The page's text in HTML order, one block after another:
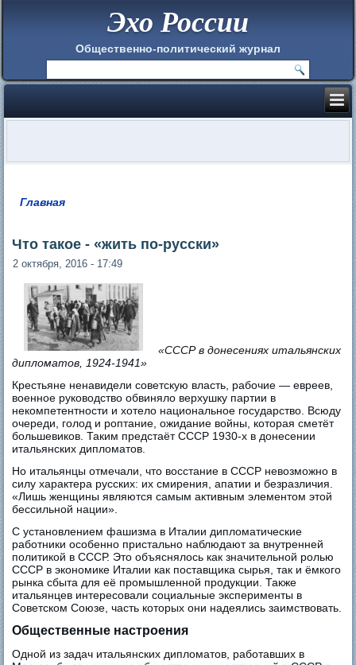
Эхо России
Общественно-политический журнал
Главная
Что такое - «жить по-русски»
2 октября, 2016 - 17:49
«СССР в донесениях итальянских
дипломатов, 1924-1941»
Крестьяне ненавидели советскую власть, рабочие — евреев,
военное руководство обвиняло верхушку партии в
некомпетентности и хотело национальное государство. Всюду
очереди, голод и роптание, ожидание войны, которая сметёт
большевиков. Таким предстаёт СССР 1930-х в донесении
итальянских дипломатов.
Но итальянцы отмечали, что восстание в СССР невозможно в
силу характера русских: их смирения, апатии и безразличия.
«Лишь женщины являются самым активным элементом этой
бессильной нации».
С установлением фашизма в Италии дипломатические
работники особенно пристально наблюдают за внутренней
политикой в СССР. Это объяснялось как значительной ролью
СССР в экономике Италии как поставщика сырья, так и ёмкого
рынка сбыта для её промышленной продукции. Также
итальянцев интересовали социальные эксперименты в
Советском Союзе, часть которых они надеялись заимствовать.
Общественные настроения
Одной из задач итальянских дипломатов, работавших в